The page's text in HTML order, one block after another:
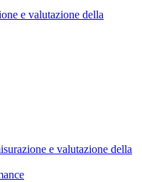
e valutazione della
e valutazione della